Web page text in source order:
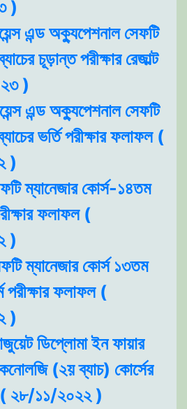
)
এন্ড অক্যুপেশনাল সেফটি
চূড়ান্ত পরীক্ষার রেজাল্ট
)
এন্ড অক্যুপেশনাল সেফটি
ভর্তি পরীক্ষার ফলাফল (
)
ম্যানেজার কোর্স-১৪তম
ফলাফল (
)
ম্যানেজার কোর্স ১৩তম
পরীক্ষার ফলাফল (
)
ডিপ্লোমা ইন ফায়ার
(২য় ব্যাচ) কোর্সের
( ২৮/১১/২০২২ )